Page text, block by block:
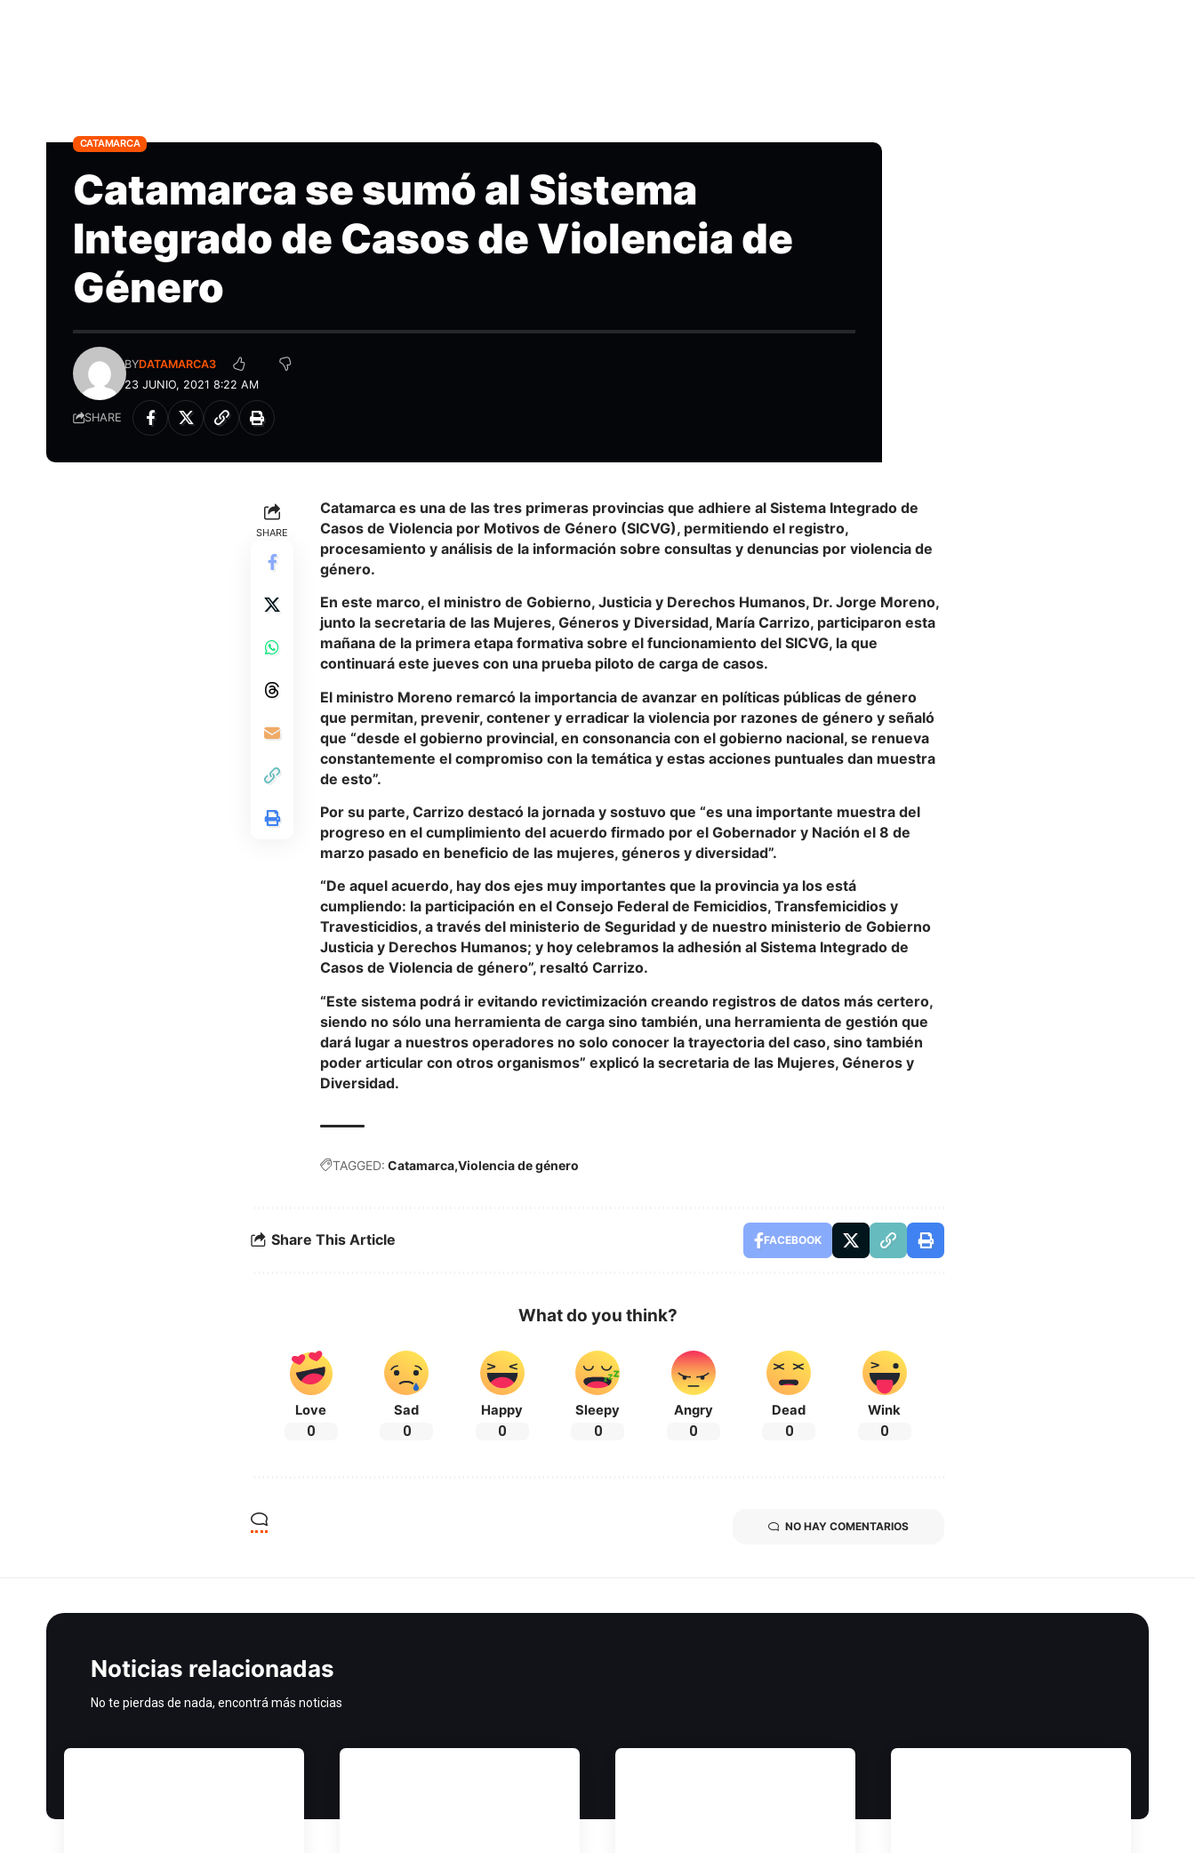
CATAMARCA
Catamarca se sumó al Sistema
Integrado de Casos de Violencia de
Género
23 JUNIO, 2021 8:22 AM
BYDATAMARCA3
SHARE
SHARE
Catamarca es una de las tres primeras provincias que adhiere al Sistema Integrado de
Casos de Violencia por Motivos de Género (SICVG), permitiendo el registro,
procesamiento y análisis de la información sobre consultas y denuncias por violencia de
género.
En este marco, el ministro de Gobierno, Justicia y Derechos Humanos, Dr. Jorge Moreno,
junto la secretaria de las Mujeres, Géneros y Diversidad, María Carrizo, participaron esta
mañana de la primera etapa formativa sobre el funcionamiento del SICVG, la que
continuará este jueves con una prueba piloto de carga de casos.
El ministro Moreno remarcó la importancia de avanzar en políticas públicas de género
que permitan, prevenir, contener y erradicar la violencia por razones de género y señaló
que “desde el gobierno provincial, en consonancia con el gobierno nacional, se renueva
constantemente el compromiso con la temática y estas acciones puntuales dan muestra
de esto”.
Por su parte, Carrizo destacó la jornada y sostuvo que “es una importante muestra del
progreso en el cumplimiento del acuerdo firmado por el Gobernador y Nación el 8 de
marzo pasado en beneficio de las mujeres, géneros y diversidad”.
“De aquel acuerdo, hay dos ejes muy importantes que la provincia ya los está
cumpliendo: la participación en el Consejo Federal de Femicidios, Transfemicidios y
Travesticidios, a través del ministerio de Seguridad y de nuestro ministerio de Gobierno
Justicia y Derechos Humanos; y hoy celebramos la adhesión al Sistema Integrado de
Casos de Violencia de género”, resaltó Carrizo.
“Este sistema podrá ir evitando revictimización creando registros de datos más certero,
siendo no sólo una herramienta de carga sino también, una herramienta de gestión que
dará lugar a nuestros operadores no solo conocer la trayectoria del caso, sino también
poder articular con otros organismos” explicó la secretaria de las Mujeres, Géneros y
Diversidad.
TAGGED: Catamarca Violencia de género
Share This Article FACEBOOK
What do you think?
Love
0
Sad
0
Happy
0
Sleepy
0
Angry
0
Dead
0
Wink
0
NO HAY COMENTARIOS
Noticias relacionadas
No te pierdas de nada, encontrá más noticias